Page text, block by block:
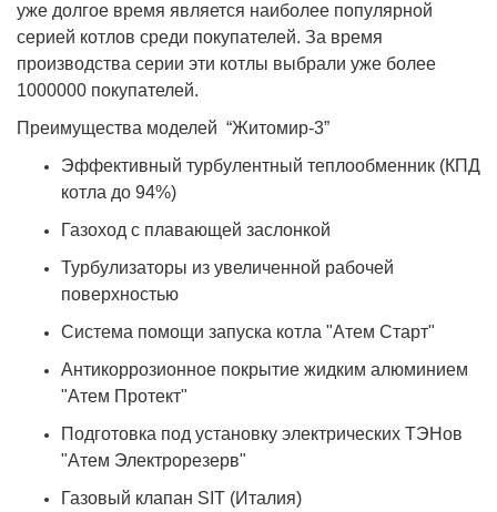
уже долгое время является наиболее популярной
серией котлов среди покупателей. За время
производства серии эти котлы выбрали уже более
1000000 покупателей.
Преимущества моделей “Житомир-3”
Эффективный турбулентный теплообменник (КПД
котла до 94%)
Газоход с плавающей заслонкой
Турбулизаторы из увеличенной рабочей
поверхностью
Система помощи запуска котла "Атем Старт"
Антикоррозионное покрытие жидким алюминием
"Атем Протект"
Подготовка под установку электрических ТЭНов
"Атем Электрорезерв"
Газовый клапан SIT (Италия)